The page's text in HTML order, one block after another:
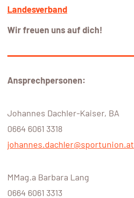
Landesverband
Wir freuen uns auf dich!
Ansprechpersonen:
Johannes Dachler-Kaiser, BA
0664 6061 3318
johannes.dachler@sportunion.at
MMag.a Barbara Lang
0664 6061 3313